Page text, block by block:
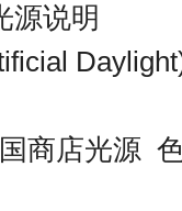
源说明
商店光源